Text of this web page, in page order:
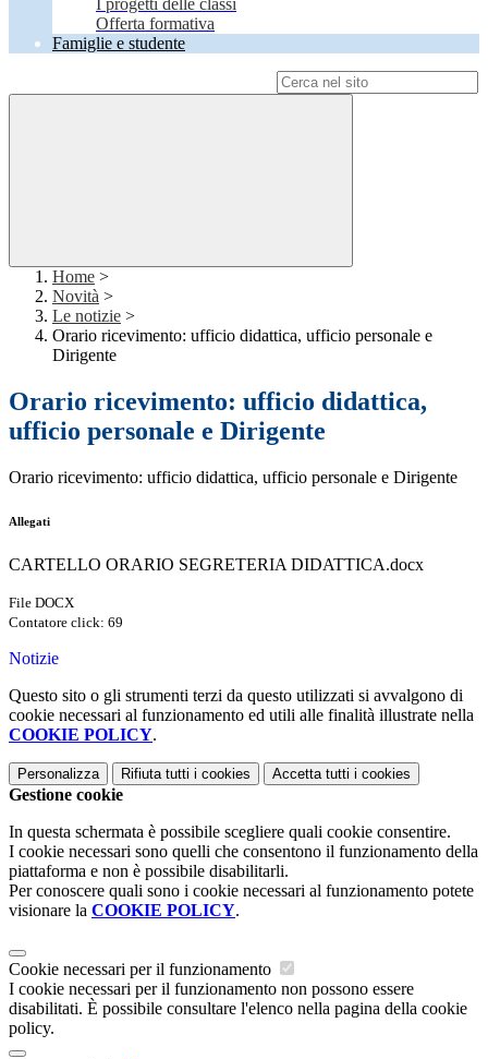
I progetti delle classi
Offerta formativa
Famiglie e studente
Home >
Novità >
Le notizie >
Orario ricevimento: ufficio didattica, ufficio personale e
Dirigente
Orario ricevimento: ufficio didattica,
ufficio personale e Dirigente
Orario ricevimento: ufficio didattica, ufficio personale e Dirigente
Allegati
CARTELLO ORARIO SEGRETERIA DIDATTICA.docx
File DOCX
Contatore click: 69
Notizie
Questo sito o gli strumenti terzi da questo utilizzati si avvalgono di
cookie necessari al funzionamento ed utili alle finalità illustrate nella
COOKIE POLICY.
Personalizza Rifiuta tutti i cookies Accetta tutti i cookies
Gestione cookie
In questa schermata è possibile scegliere quali cookie consentire.
I cookie necessari sono quelli che consentono il funzionamento della
piattaforma e non è possibile disabilitarli.
Per conoscere quali sono i cookie necessari al funzionamento potete
visionare la COOKIE POLICY.
Cookie necessari per il funzionamento
I cookie necessari per il funzionamento non possono essere
disabilitati. È possibile consultare l'elenco nella pagina della cookie
policy.